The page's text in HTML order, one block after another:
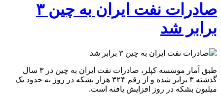
صادرات نفت ایران به چین ۳
برابر شد
طبق آمار موسسه کپلر، صادرات نفت ایران به چین در ۳ سال
گذشته ۳ برابر شده و از رقم ۳۲۴ هزار بشکه در روز به حدود یک
میلیون بشکه در روز افزایش یافته است.